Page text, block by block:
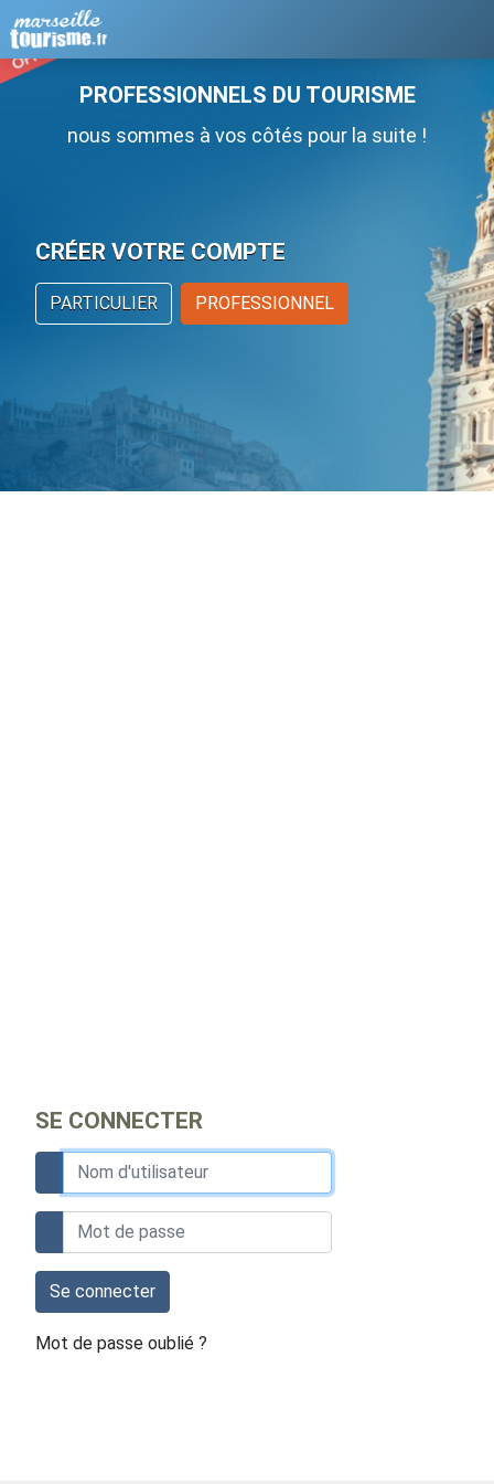
PROFESSIONNELS DU TOURISME
nous sommes à vos côtés pour la suite !
CRÉER VOTRE COMPTE
PARTICULIER PROFESSIONNEL
SE CONNECTER
Se connecter
Mot de passe oublié ?